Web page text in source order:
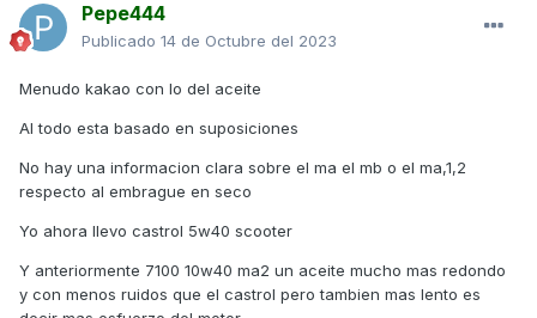
Pepe444
Publicado 14 de Octubre del 2023
Menudo kakao con lo del aceite
Al todo esta basado en suposiciones
No hay una informacion clara sobre el ma el mb o el ma,1,2
respecto al embrague en seco
Yo ahora llevo castrol 5w40 scooter
Y anteriormente 7100 10w40 ma2 un aceite mucho mas redondo
y con menos ruidos que el castrol pero tambien mas lento es